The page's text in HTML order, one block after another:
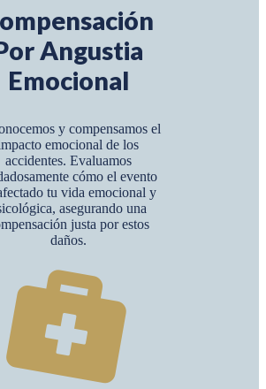
Angustia
Emocional
y compensamos el
emocional de los
accidentes. Evaluamos
cómo el evento
tu vida emocional y
asegurando una
justa por estos
daños.